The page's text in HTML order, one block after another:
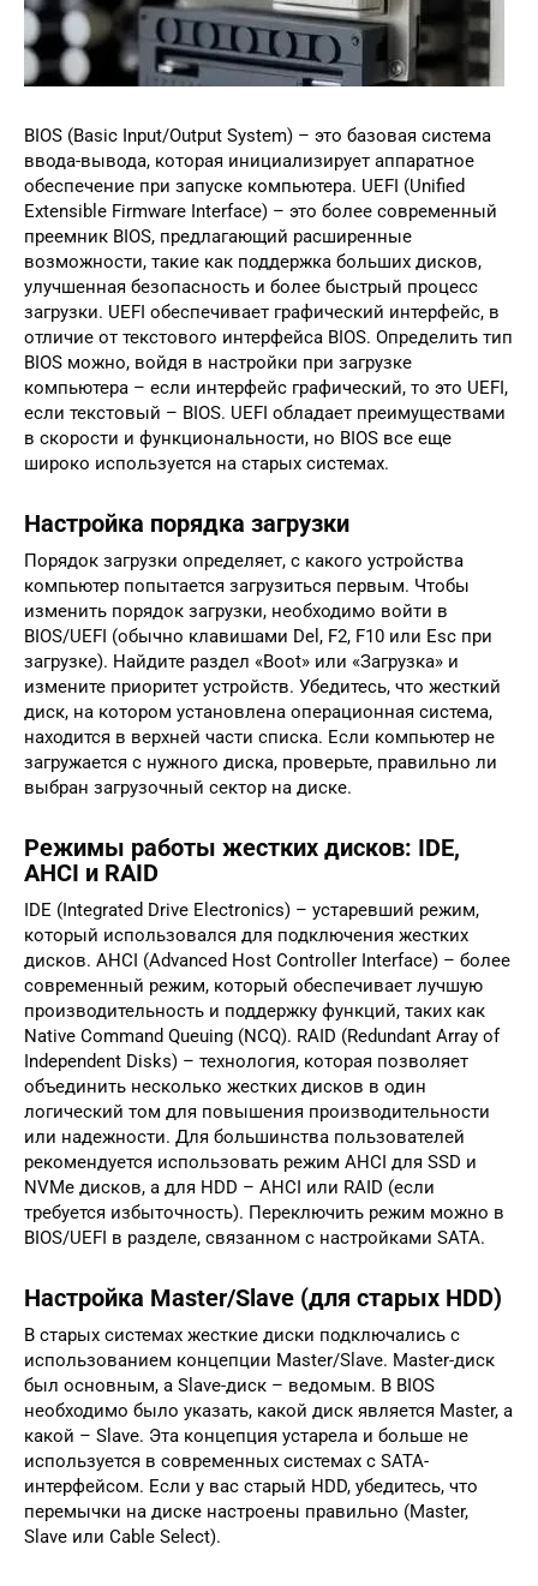
BIOS (Basic Input/Output System) – это базовая система
ввода-вывода, которая инициализирует аппаратное
обеспечение при запуске компьютера. UEFI (Unified
Extensible Firmware Interface) – это более современный
преемник BIOS, предлагающий расширенные
возможности, такие как поддержка больших дисков,
улучшенная безопасность и более быстрый процесс
загрузки. UEFI обеспечивает графический интерфейс, в
отличие от текстового интерфейса BIOS. Определить тип
BIOS можно, войдя в настройки при загрузке
компьютера – если интерфейс графический, то это UEFI,
если текстовый – BIOS. UEFI обладает преимуществами
в скорости и функциональности, но BIOS все еще
широко используется на старых системах.
Настройка порядка загрузки
Порядок загрузки определяет, с какого устройства
компьютер попытается загрузиться первым. Чтобы
изменить порядок загрузки, необходимо войти в
BIOS/UEFI (обычно клавишами Del, F2, F10 или Esc при
загрузке). Найдите раздел «Boot» или «Загрузка» и
измените приоритет устройств. Убедитесь, что жесткий
диск, на котором установлена операционная система,
находится в верхней части списка. Если компьютер не
загружается с нужного диска, проверьте, правильно ли
выбран загрузочный сектор на диске.
Режимы работы жестких дисков: IDE,
AHCI и RAID
IDE (Integrated Drive Electronics) – устаревший режим,
который использовался для подключения жестких
дисков. AHCI (Advanced Host Controller Interface) – более
современный режим, который обеспечивает лучшую
производительность и поддержку функций, таких как
Native Command Queuing (NCQ). RAID (Redundant Array of
Independent Disks) – технология, которая позволяет
объединить несколько жестких дисков в один
логический том для повышения производительности
или надежности. Для большинства пользователей
рекомендуется использовать режим AHCI для SSD и
NVMe дисков, а для HDD – AHCI или RAID (если
требуется избыточность). Переключить режим можно в
BIOS/UEFI в разделе, связанном с настройками SATA.
Настройка Master/Slave (для старых HDD)
В старых системах жесткие диски подключались с
использованием концепции Master/Slave. Master-диск
был основным, а Slave-диск – ведомым. В BIOS
необходимо было указать, какой диск является Master, а
какой – Slave. Эта концепция устарела и больше не
используется в современных системах с SATA-
интерфейсом. Если у вас старый HDD, убедитесь, что
перемычки на диске настроены правильно (Master,
Slave или Cable Select).